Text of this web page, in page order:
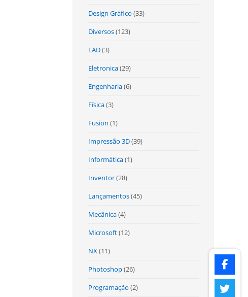
Design Gráfico (33)
Diversos(123)
EAD(3)
Eletronica(29)
Engenharia(6)
Física(3)
Fusion (1)
Impressão 3D(39)
Informática(1)
Inventor(28)
Lançamentos(45)
Mecânica(4)
Microsoft(12)
NX(11)
Photoshop(26)
Programação (2)